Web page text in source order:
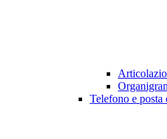
Telefono e posta